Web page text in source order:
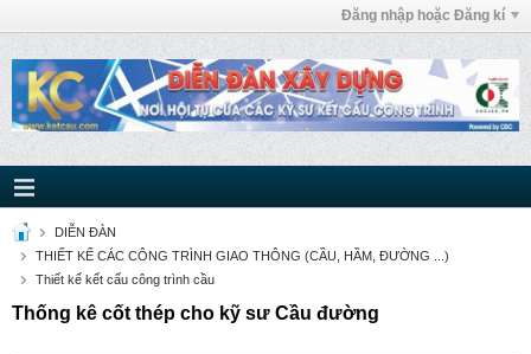
Đăng nhập hoặc Đăng kí
DIỄN ĐÀN
THIẾT KẾ CÁC CÔNG TRÌNH GIAO THÔNG (CẦU, HẦM, ĐƯỜNG ...)
Thiết kế kết cấu công trình cầu
Thống kê cốt thép cho kỹ sư Cầu đường